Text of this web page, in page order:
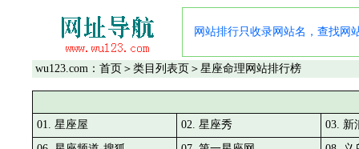
网站排行只收录网站名，查找网
wu123.com： 首页 ＞ 类目列表页 ＞星座命理网站排行榜
01. 星座屋 02. 星座秀
03. 新